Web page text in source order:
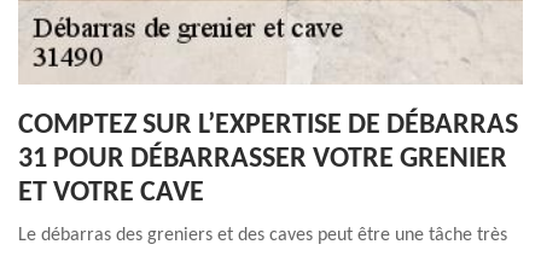
COMPTEZ SUR L’EXPERTISE DE DÉBARRAS
31 POUR DÉBARRASSER VOTRE GRENIER
ET VOTRE CAVE
Le débarras des greniers et des caves peut être une tâche très